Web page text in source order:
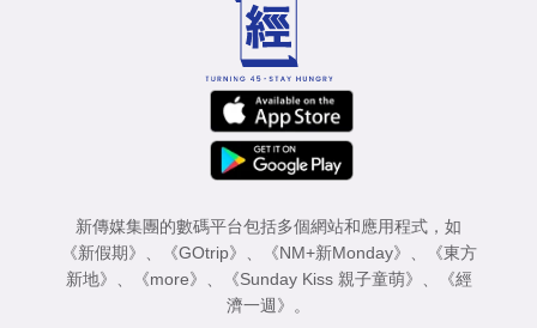
新傳媒集團的數碼平台包括多個網站和應用程式，如
《新假期》 、 《GOtrip》 、 《NM+新Monday》 、
《東方
新地》 、 《more》 、 《Sunday Kiss 親子童萌》 、
《經
濟一週》 。